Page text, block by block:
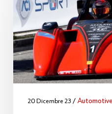
20 Dicembre 23 Automotive